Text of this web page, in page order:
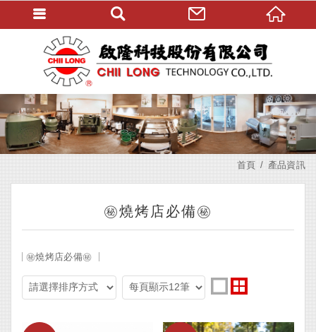
首頁 產品資訊
㊙️燒烤店必備㊙️
㊙️燒烤店必備㊙️